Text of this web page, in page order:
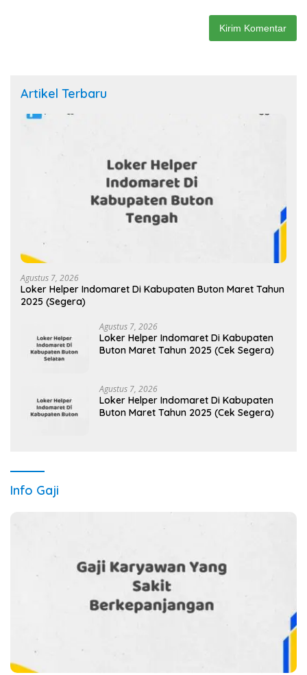
Artikel Terbaru
Agustus 7, 2026
Loker Helper Indomaret Di Kabupaten Buton Maret Tahun
2025 (Segera)
Agustus 7, 2026
Loker Helper Indomaret Di Kabupaten
Buton Maret Tahun 2025 (Cek Segera)
Agustus 7, 2026
Loker Helper Indomaret Di Kabupaten
Buton Maret Tahun 2025 (Cek Segera)
Info Gaji